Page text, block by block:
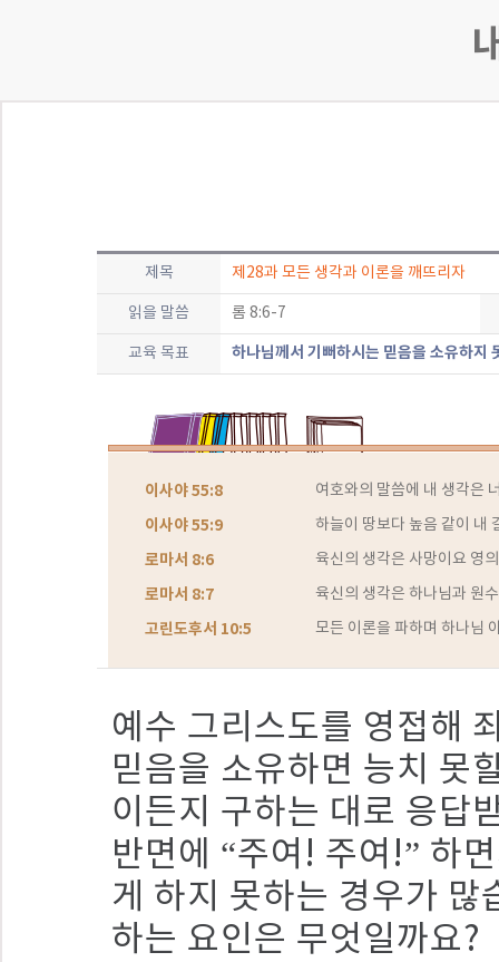
제목 제28과 모든 생각과 이론을 깨뜨리자
읽을 말씀 롬 8:6-7
교육 목표 하나님께서 기뻐하시는 믿음을 소유하지
이사야 55:8 여호와의 말씀에 내 생각은
이사야 55:9 하늘이 땅보다 높음 같이 내
로마서 8:6 육신의 생각은 사망이요 영
로마서 8:7 육신의 생각은 하나님과 원
고린도후서 10:5 모든 이론을 파하며 하나님
예수 그리스도를 영접해
믿음을 소유하면 능치 못
이든지 구하는 대로 응답
반면에 “주여! 주여!” 하
게 하지 못하는 경우가
하는 요인은 무엇일까요?